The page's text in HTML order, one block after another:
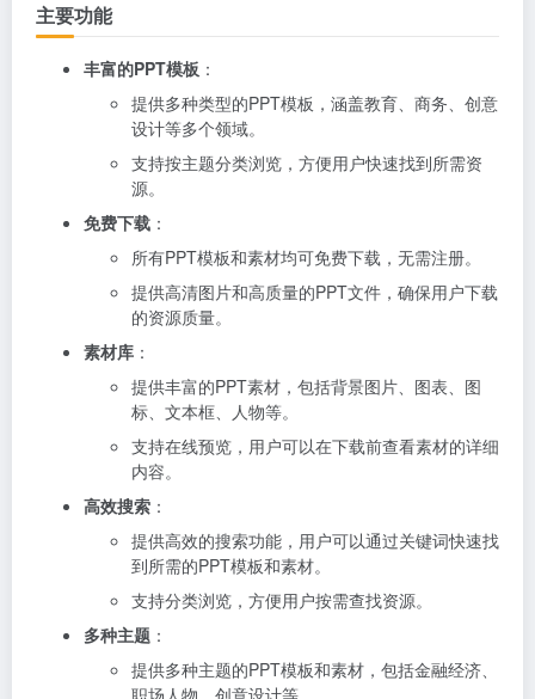
主要功能
丰富的PPT模板 ：
提供多种类型的PPT模板，涵盖教育、商务、创意
设计等多个领域。
支持按主题分类浏览，方便用户快速找到所需资
源。
免费下载 ：
所有PPT模板和素材均可免费下载，无需注册。
提供高清图片和高质量的PPT文件，确保用户下载
的资源质量。
素材库 ：
提供丰富的PPT素材，包括背景图片、图表、图
标、文本框、人物等。
支持在线预览，用户可以在下载前查看素材的详细
内容。
高效搜索 ：
提供高效的搜索功能，用户可以通过关键词快速找
到所需的PPT模板和素材。
支持分类浏览，方便用户按需查找资源。
多种主题 ：
提供多种主题的PPT模板和素材，包括金融经济、
职场人物、创意设计等。